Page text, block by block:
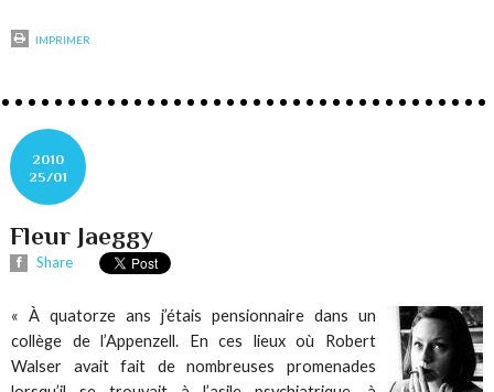
IMPRIMER
2010
25/01
Fleur Jaeggy
Share
« À quatorze ans j’étais pensionnaire dans un
collège de l’Appenzell. En ces lieux où Robert
Walser avait fait de nombreuses promenades